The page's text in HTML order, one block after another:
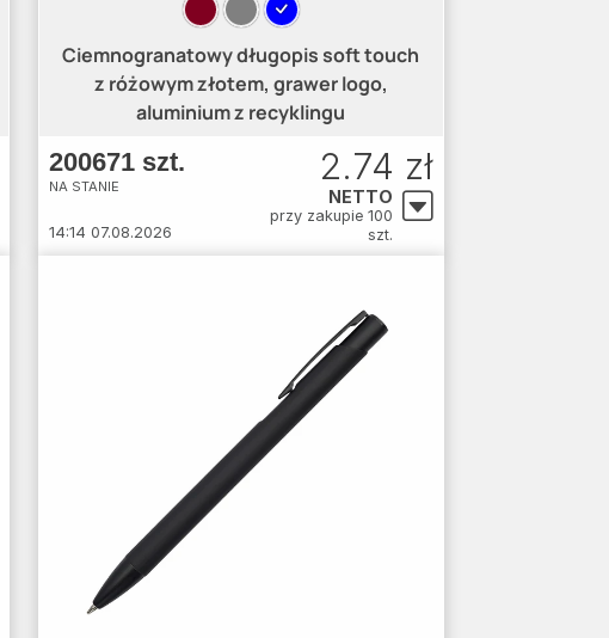
Ciemnogranatowy długopis soft touch
z różowym złotem, grawer logo,
aluminium z recyklingu
200671 szt.
NA STANIE
14:14 07.08.2026
2.74 zł
NETTO
przy zakupie 100
szt.